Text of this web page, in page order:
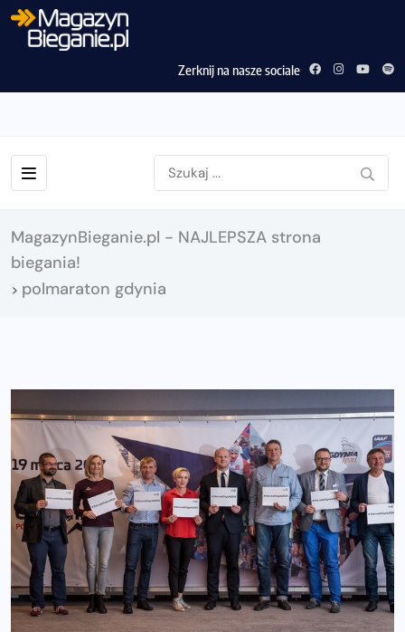
Zerknij na nasze sociale
MagazynBieganie.pl - NAJLEPSZA strona
biegania!
> polmaraton gdynia